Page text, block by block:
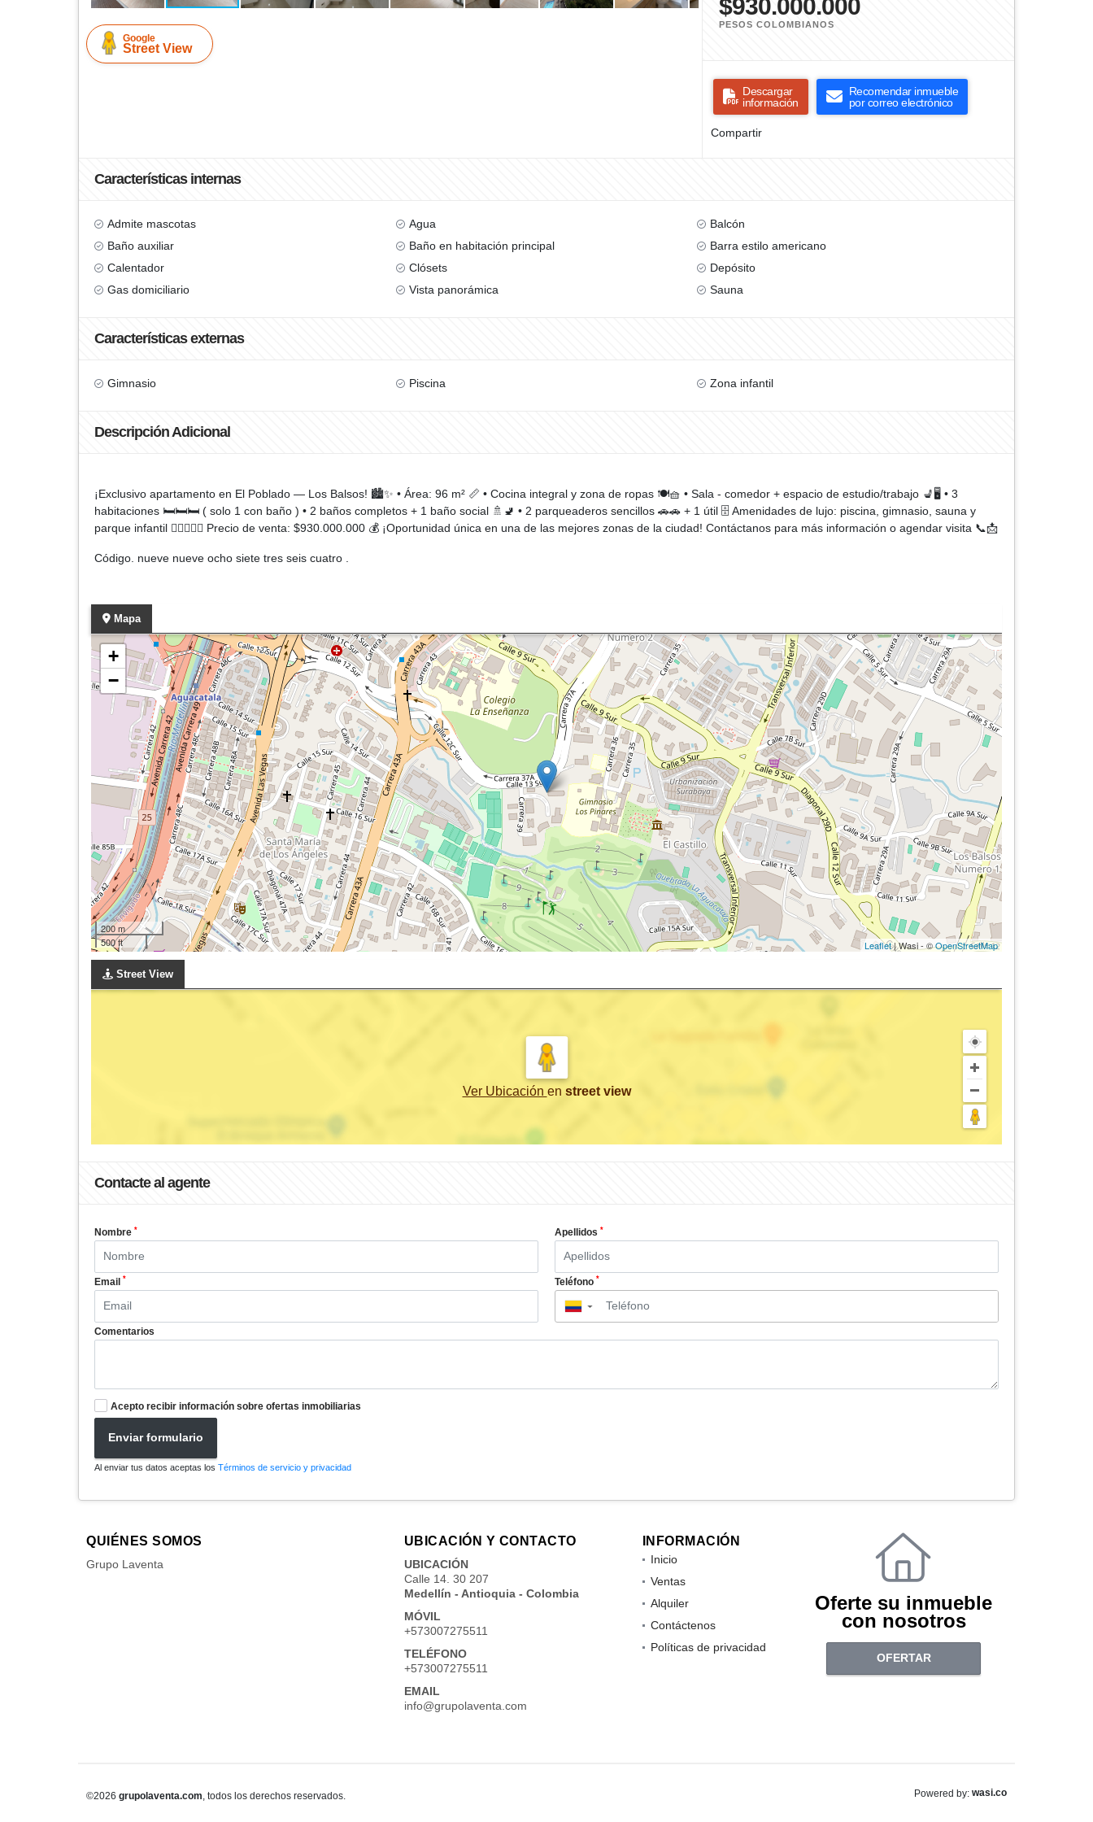
Google
Street View
$930.000.000
PESOS COLOMBIANOS
Descargar
información
Recomendar inmueble
por correo electrónico
Compartir
Características internas
Admite mascotas Agua
Balcón
Baño auxiliar
Baño en habitación principal
Barra estilo americano
Calentador
Clósets
Depósito
Gas domiciliario
Vista panorámica Sauna
Características externas
Gimnasio Piscina Zona infantil
Descripción Adicional
¡Exclusivo apartamento en El Poblado — Los Balsos! 🏙️✨ • Área: 96 m² 📏 • Cocina integral y zona de ropas 🍽️🧺 • Sala - comedor + espacio de estudio/trabajo 💺🖥️ • 3
habitaciones 🛏️🛏️🛏️ ( solo 1 con baño ) • 2 baños completos + 1 baño social 🚿🚽 • 2 parqueaderos sencillos 🚗🚗 + 1 útil 🗄️ Amenidades de lujo: piscina, gimnasio, sauna y
parque infantil 🏊‍♀️💪🌿🧒 Precio de venta: $930.000.000 💰 ¡Oportunidad única en una de las mejores zonas de la ciudad! Contáctanos para más información o agendar visita 📞📩
Código. nueve nueve ocho siete tres seis cuatro .
Mapa
+
−
200 m
500 ft
Leaflet| Wasi - ©OpenStreetMap
Street View
Ver Ubicación en street view
Contacte al agente
Nombre * Apellidos *
Email * Teléfono *
▼
Comentarios
Acepto recibir información sobre ofertas inmobiliarias
Enviar formulario
Al enviar tus datos aceptas los Términos de servicio y privacidad
QUIÉNES SOMOS
Grupo Laventa
UBICACIÓN Y CONTACTO
UBICACIÓN
Calle 14. 30 207
Medellín - Antioquia - Colombia
MÓVIL
+573007275511
TELÉFONO
+573007275511
EMAIL
info@grupolaventa.com
INFORMACIÓN
Inicio
Ventas
Alquiler
Contáctenos
Políticas de privacidad
Oferte su inmueble
con nosotros
OFERTAR
©2026 grupolaventa.com, todos los derechos reservados. Powered by: wasi.co